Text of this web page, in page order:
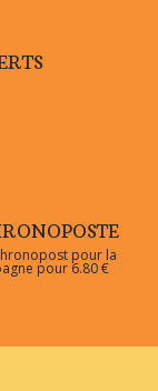
pour la
pour 6.80 €